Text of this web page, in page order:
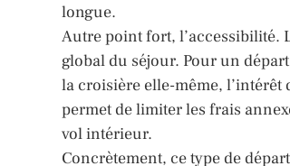
longue.
Autre point fort, l’accessibilité.
global du séjour. Pour un
la croisière elle-même, l’intérêt
permet de limiter les frais
vol intérieur.
Concrètement, ce type de